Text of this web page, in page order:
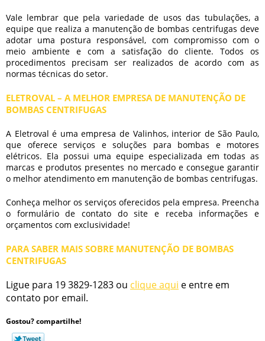
Vale lembrar que pela variedade de usos das tubulações, a
equipe que realiza a manutenção de bombas centrifugas deve
adotar uma postura responsável, com compromisso com o
meio ambiente e com a satisfação do cliente. Todos os
procedimentos precisam ser realizados de acordo com as
normas técnicas do setor.
ELETROVAL – A MELHOR EMPRESA DE MANUTENÇÃO DE
BOMBAS CENTRIFUGAS
A Eletroval é uma empresa de Valinhos, interior de São Paulo,
que oferece serviços e soluções para bombas e motores
elétricos. Ela possui uma equipe especializada em todas as
marcas e produtos presentes no mercado e consegue garantir
o melhor atendimento em manutenção de bombas centrifugas.
Conheça melhor os serviços oferecidos pela empresa. Preencha
o formulário de contato do site e receba informações e
orçamentos com exclusividade!
PARA SABER MAIS SOBRE MANUTENÇÃO DE BOMBAS
CENTRIFUGAS
Ligue para 19 3829-1283 ou clique aqui e entre em
contato por email.
Gostou? compartilhe!